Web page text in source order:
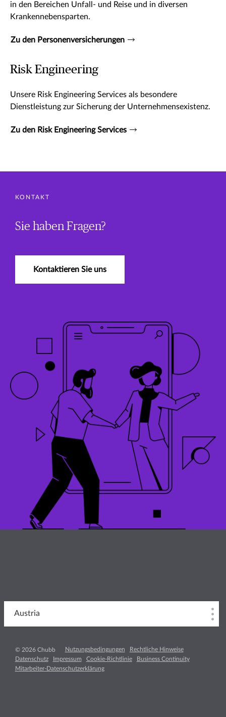
in den Bereichen Unfall- und Reise und in diversen
Krankennebensparten.
Zu den Personenversicherungen
Risk Engineering
Unsere Risk Engineering Services als besondere
Dienstleistung zur Sicherung der Unternehmensexistenz.
Zu den Risk Engineering Services
KONTAKT
Sie haben Fragen?
Kontaktieren Sie uns
Austria
© 2026 Chubb Nutzungsbedingungen
Rechtliche Hinweise
Datenschutz
Impressum Cookie-Richtlinie
Business Continuity
Mitarbeiter-Datenschutzerklärung